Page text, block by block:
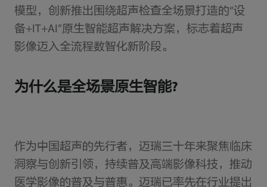
模型，创新推出围绕超声检查全场景打造的“设
备+IT+AI”原生智能超声解决方案，标志着超声
影像迈入全流程数智化新阶段。
为什么是全场景原生智能?
作为中国超声的先行者，迈瑞三十年来聚焦临床
洞察与创新引领，持续普及高端影像科技，推动
医学影像的普及与普惠。迈瑞已率先在行业提出